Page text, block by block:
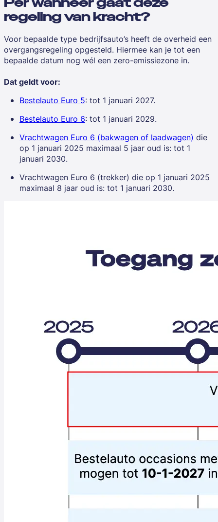
regeling van kracht?
Voor bepaalde type bedrijfsauto’s heeft de overheid een
overgangsregeling opgesteld. Hiermee kan je tot een
bepaalde datum nog wél een zero-emissiezone in.
Dat geldt voor:
Bestelauto Euro 5: tot 1 januari 2027.
Bestelauto Euro 6: tot 1 januari 2029.
Vrachtwagen Euro 6 (bakwagen of laadwagen) die
op 1 januari 2025 maximaal 5 jaar oud is: tot 1
januari 2030.
Vrachtwagen Euro 6 (trekker) die op 1 januari 2025
maximaal 8 jaar oud is: tot 1 januari 2030.